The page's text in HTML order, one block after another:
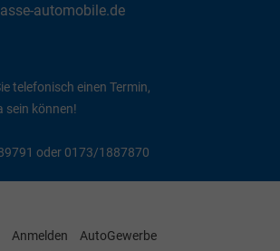
automobile.de
telefonisch einen Termin,
sein können!
oder 0173/1887870
Anmelden
AutoGewerbe